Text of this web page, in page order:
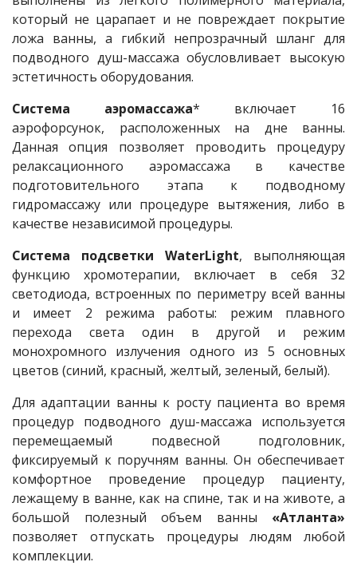
который не царапает и не повреждает покрытие
ложа ванны, а гибкий непрозрачный шланг для
подводного душ-массажа обусловливает высокую
эстетичность оборудования.
Система аэромассажа* включает 16
аэрофорсунок, расположенных на дне ванны.
Данная опция позволяет проводить процедуру
релаксационного аэромассажа в качестве
подготовительного этапа к подводному
гидромассажу или процедуре вытяжения, либо в
качестве независимой процедуры.
Система подсветки WaterLight, выполняющая
функцию хромотерапии, включает в себя 32
светодиода, встроенных по периметру всей ванны
и имеет 2 режима работы: режим плавного
перехода света один в другой и режим
монохромного излучения одного из 5 основных
цветов (синий, красный, желтый, зеленый, белый).
Для адаптации ванны к росту пациента во время
процедур подводного душ-массажа используется
перемещаемый подвесной подголовник,
фиксируемый к поручням ванны. Он обеспечивает
комфортное проведение процедур пациенту,
лежащему в ванне, как на спине, так и на животе, а
большой полезный объем ванны «Атланта»
позволяет отпускать процедуры людям любой
комплекции.